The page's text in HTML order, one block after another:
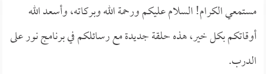
مستمعي الكرام! السلام عليكم ورحمة الله وبركاته، وأسعد الله
أوقاتكم بكل خير، هذه حلقة جديدة مع رسائلكم في برنامج نور على
الدرب.